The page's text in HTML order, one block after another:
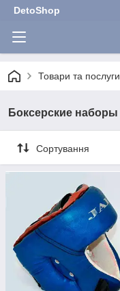
DetoShop
Товари та послуги
Боксерские наборы
Сортування